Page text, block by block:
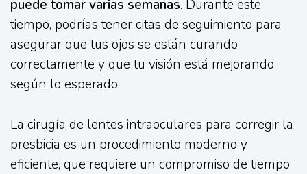
puede tomar varias semanas. Durante este
tiempo, podrías tener citas de seguimiento para
asegurar que tus ojos se están curando
correctamente y que tu visión está mejorando
según lo esperado.
La cirugía de lentes intraoculares para corregir la
presbicia es un procedimiento moderno y
eficiente, que requiere un compromiso de tiempo